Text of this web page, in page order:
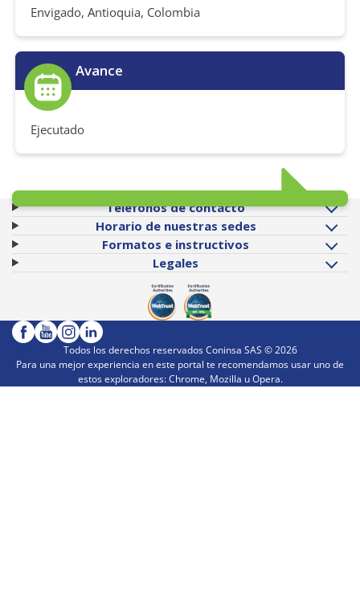
Envigado, Antioquia, Colombia
Avance
Ejecutado
Teléfonos de contacto
Horario de nuestras sedes
Formatos e instructivos
Legales
Todos los derechos reservados Coninsa SAS ©2026
Para una mejor experiencia en este portal te recomendamos usar uno de
estos exploradores: Chrome, Mozilla u Opera.